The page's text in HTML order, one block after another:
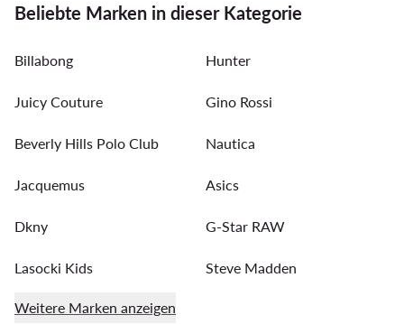
Beliebte Marken in dieser Kategorie
Billabong Hunter
Juicy Couture Gino Rossi
Beverly Hills Polo Club Nautica
Jacquemus Asics
Dkny G-Star RAW
Lasocki Kids Steve Madden
Weitere Marken anzeigen